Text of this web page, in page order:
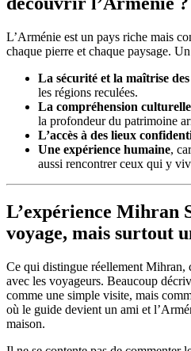
L’Arménie est un pays riche mais
chaque pierre et chaque paysage.
La sécurité et la maîtrise
les régions reculées.
La compréhension culturelle
la profondeur du patrimoine
L’accès à des lieux
Une expérience humaine,
aussi rencontrer ceux qui y
L’expérience Mihran
voyage, mais surtout
Ce qui distingue réellement Mihran,
avec les voyageurs. Beaucoup
comme une simple visite, mais
où le guide devient un ami et
maison.